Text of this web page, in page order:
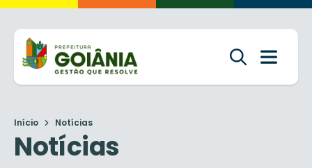
Início Notícias
Notícias